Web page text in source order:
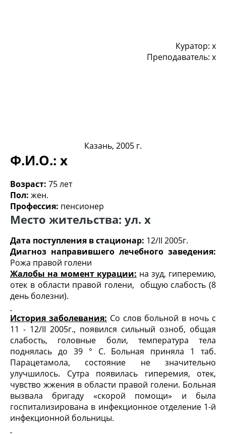
Куратор: x
Преподаватель: x
Казань, 2005 г.
Ф.И.О.: x
Возраст: 75 лет
Пол: жен.
Профессия: пенсионер
Место жительства: ул. x
Дата поступления в стационар: 12/II 2005г.
Диагноз направившего лечебного заведения:
Рожа правой голени
Жалобы на момент курации: на зуд, гиперемию,
отек в области правой голени, общую слабость (8
день болезни).
История заболевания: Со слов больной в ночь с
11 - 12/II 2005г., появился сильный озноб, общая
слабость, головные боли, температура тела
поднялась до 39 ° C. Больная приняла 1 таб.
Парацетамола, состояние не значительно
улучшилось. Сутра появилась гиперемия, отек,
чувство жжения в области правой голени. Больная
вызвала бригаду «скорой помощи» и была
госпитализирована в инфекционное отделение 1-й
инфекционной больницы.